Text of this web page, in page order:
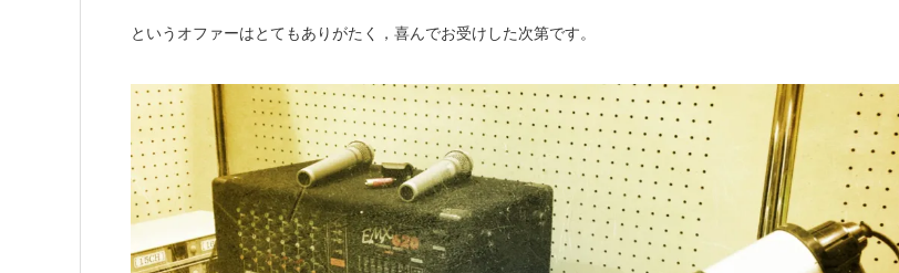
というオファーはとてもありがたく，喜んでお受けした次第です。